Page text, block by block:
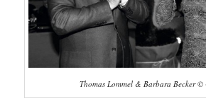
Thomas Lommel & Barbara Becker ©